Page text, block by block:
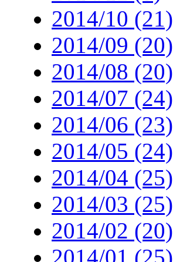
2014/10 (21)
2014/09 (20)
2014/08 (20)
2014/07 (24)
2014/06 (23)
2014/05 (24)
2014/04 (25)
2014/03 (25)
2014/02 (20)